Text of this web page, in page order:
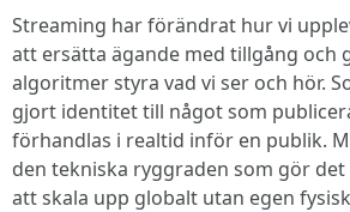
Streaming har förändrat hur vi
att ersätta ägande med tillgång och
algoritmer styra vad vi ser och hör.
gjort identitet till något som
förhandlas i realtid inför en publik.
den tekniska ryggraden som gör
att skala upp globalt utan egen